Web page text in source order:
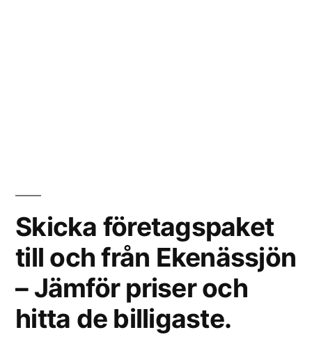
Skicka företagspaket
till och från Ekenässjön
– Jämför priser och
hitta de billigaste.